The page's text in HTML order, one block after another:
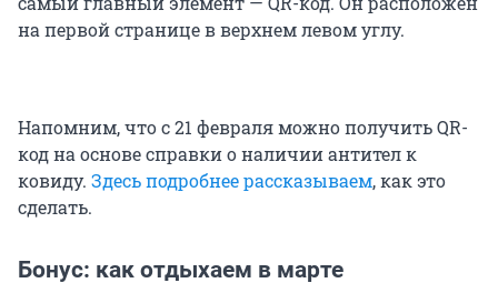
на первой странице в верхнем левом углу.
Напомним, что с 21 февраля можно получить QR-
код на основе справки о наличии антител к
ковиду. Здесь подробнее рассказываем, как это
сделать.
Бонус: как отдыхаем в марте